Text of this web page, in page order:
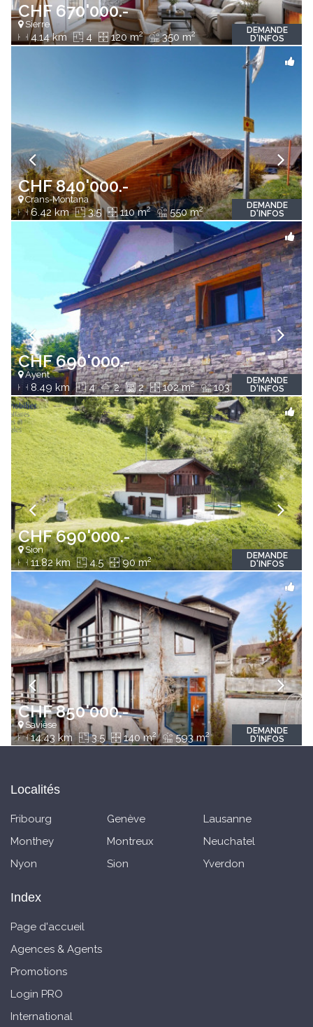
CHF 670'000.-
Sierre
4.14 km 4 120 m2 350 m2
DEMANDE
D'INFOS
CHF 840'000.-
Crans-Montana
6.42 km 3.5 110 m2 550 m2
DEMANDE
D'INFOS
CHF 690'000.-
Ayent
8.49 km 4 2 2 102 m2 103 m
DEMANDE
D'INFOS
CHF 690'000.-
Sion
11.82 km 4.5 90 m2
DEMANDE
D'INFOS
CHF 850'000.-
Savièse
14.43 km 3.5 140 m2 593 m2
DEMANDE
D'INFOS
Localités
Fribourg Genève
Lausanne
Monthey
Montreux
Neuchatel
Nyon
Sion Yverdon
Index
Page d'accueil
Agences & Agents
Promotions
Login PRO
International